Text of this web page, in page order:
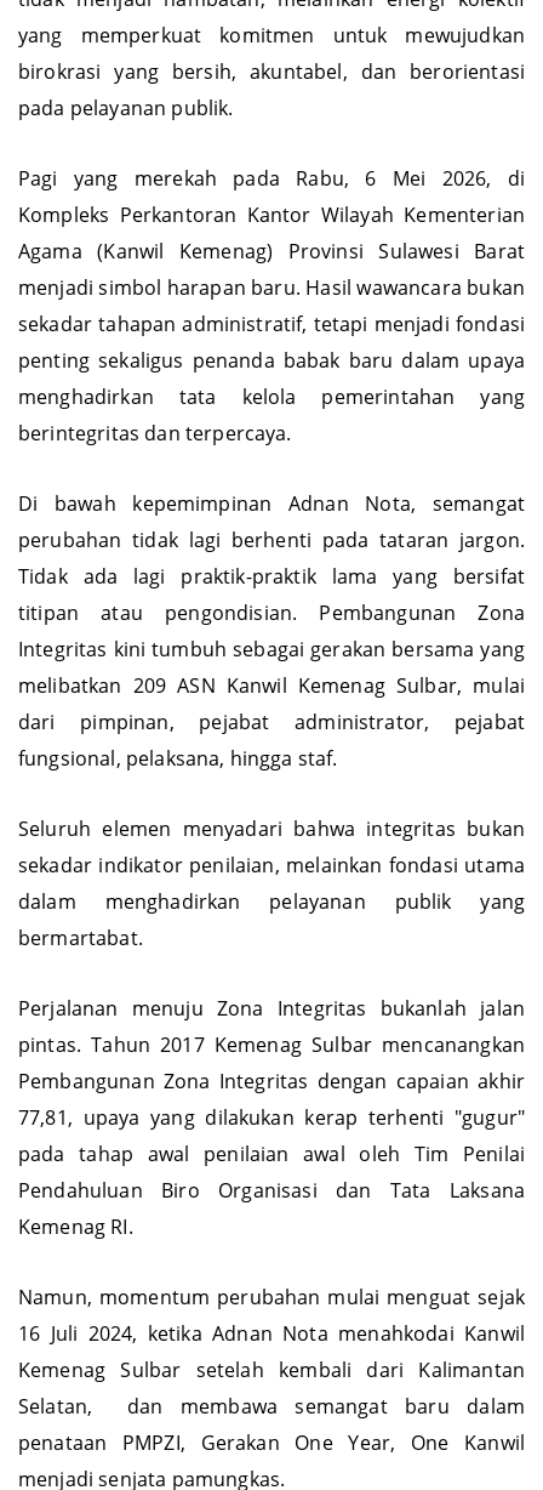
tidak menjadi hambatan, melainkan energi kolektif
yang memperkuat komitmen untuk mewujudkan
birokrasi yang bersih, akuntabel, dan berorientasi
Pagi yang merekah pada Rabu, 6 Mei 2026, di
Kompleks Perkantoran Kantor Wilayah Kementerian
Agama (Kanwil Kemenag) Provinsi Sulawesi Barat
menjadi simbol harapan baru. Hasil wawancara bukan
sekadar tahapan administratif, tetapi menjadi fondasi
penting sekaligus penanda babak baru dalam upaya
menghadirkan tata kelola pemerintahan yang
Di bawah kepemimpinan Adnan Nota, semangat
perubahan tidak lagi berhenti pada tataran jargon.
Tidak ada lagi praktik-praktik lama yang bersifat
titipan atau pengondisian. Pembangunan Zona
Integritas kini tumbuh sebagai gerakan bersama yang
melibatkan 209 ASN Kanwil Kemenag Sulbar, mulai
dari pimpinan, pejabat administrator, pejabat
Seluruh elemen menyadari bahwa integritas bukan
sekadar indikator penilaian, melainkan fondasi utama
dalam menghadirkan pelayanan publik yang
Perjalanan menuju Zona Integritas bukanlah jalan
pintas. Tahun 2017 Kemenag Sulbar mencanangkan
Pembangunan Zona Integritas dengan capaian akhir
77,81, upaya yang dilakukan kerap terhenti "gugur"
pada tahap awal penilaian awal oleh Tim Penilai
Pendahuluan Biro Organisasi dan Tata Laksana
Namun, momentum perubahan mulai menguat sejak
16 Juli 2024, ketika Adnan Nota menahkodai Kanwil
Kemenag Sulbar setelah kembali dari Kalimantan
Selatan, dan membawa semangat baru dalam
penataan PMPZI, Gerakan One Year, One Kanwil